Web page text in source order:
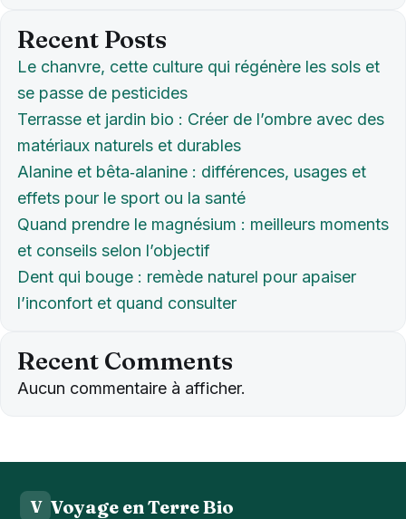
Recent Posts
Le chanvre, cette culture qui régénère les sols et
se passe de pesticides
Terrasse et jardin bio : Créer de l’ombre avec des
matériaux naturels et durables
Alanine et bêta‑alanine : différences, usages et
effets pour le sport ou la santé
Quand prendre le magnésium : meilleurs moments
et conseils selon l’objectif
Dent qui bouge : remède naturel pour apaiser
l’inconfort et quand consulter
Recent Comments
Aucun commentaire à afficher.
V Voyage en Terre Bio